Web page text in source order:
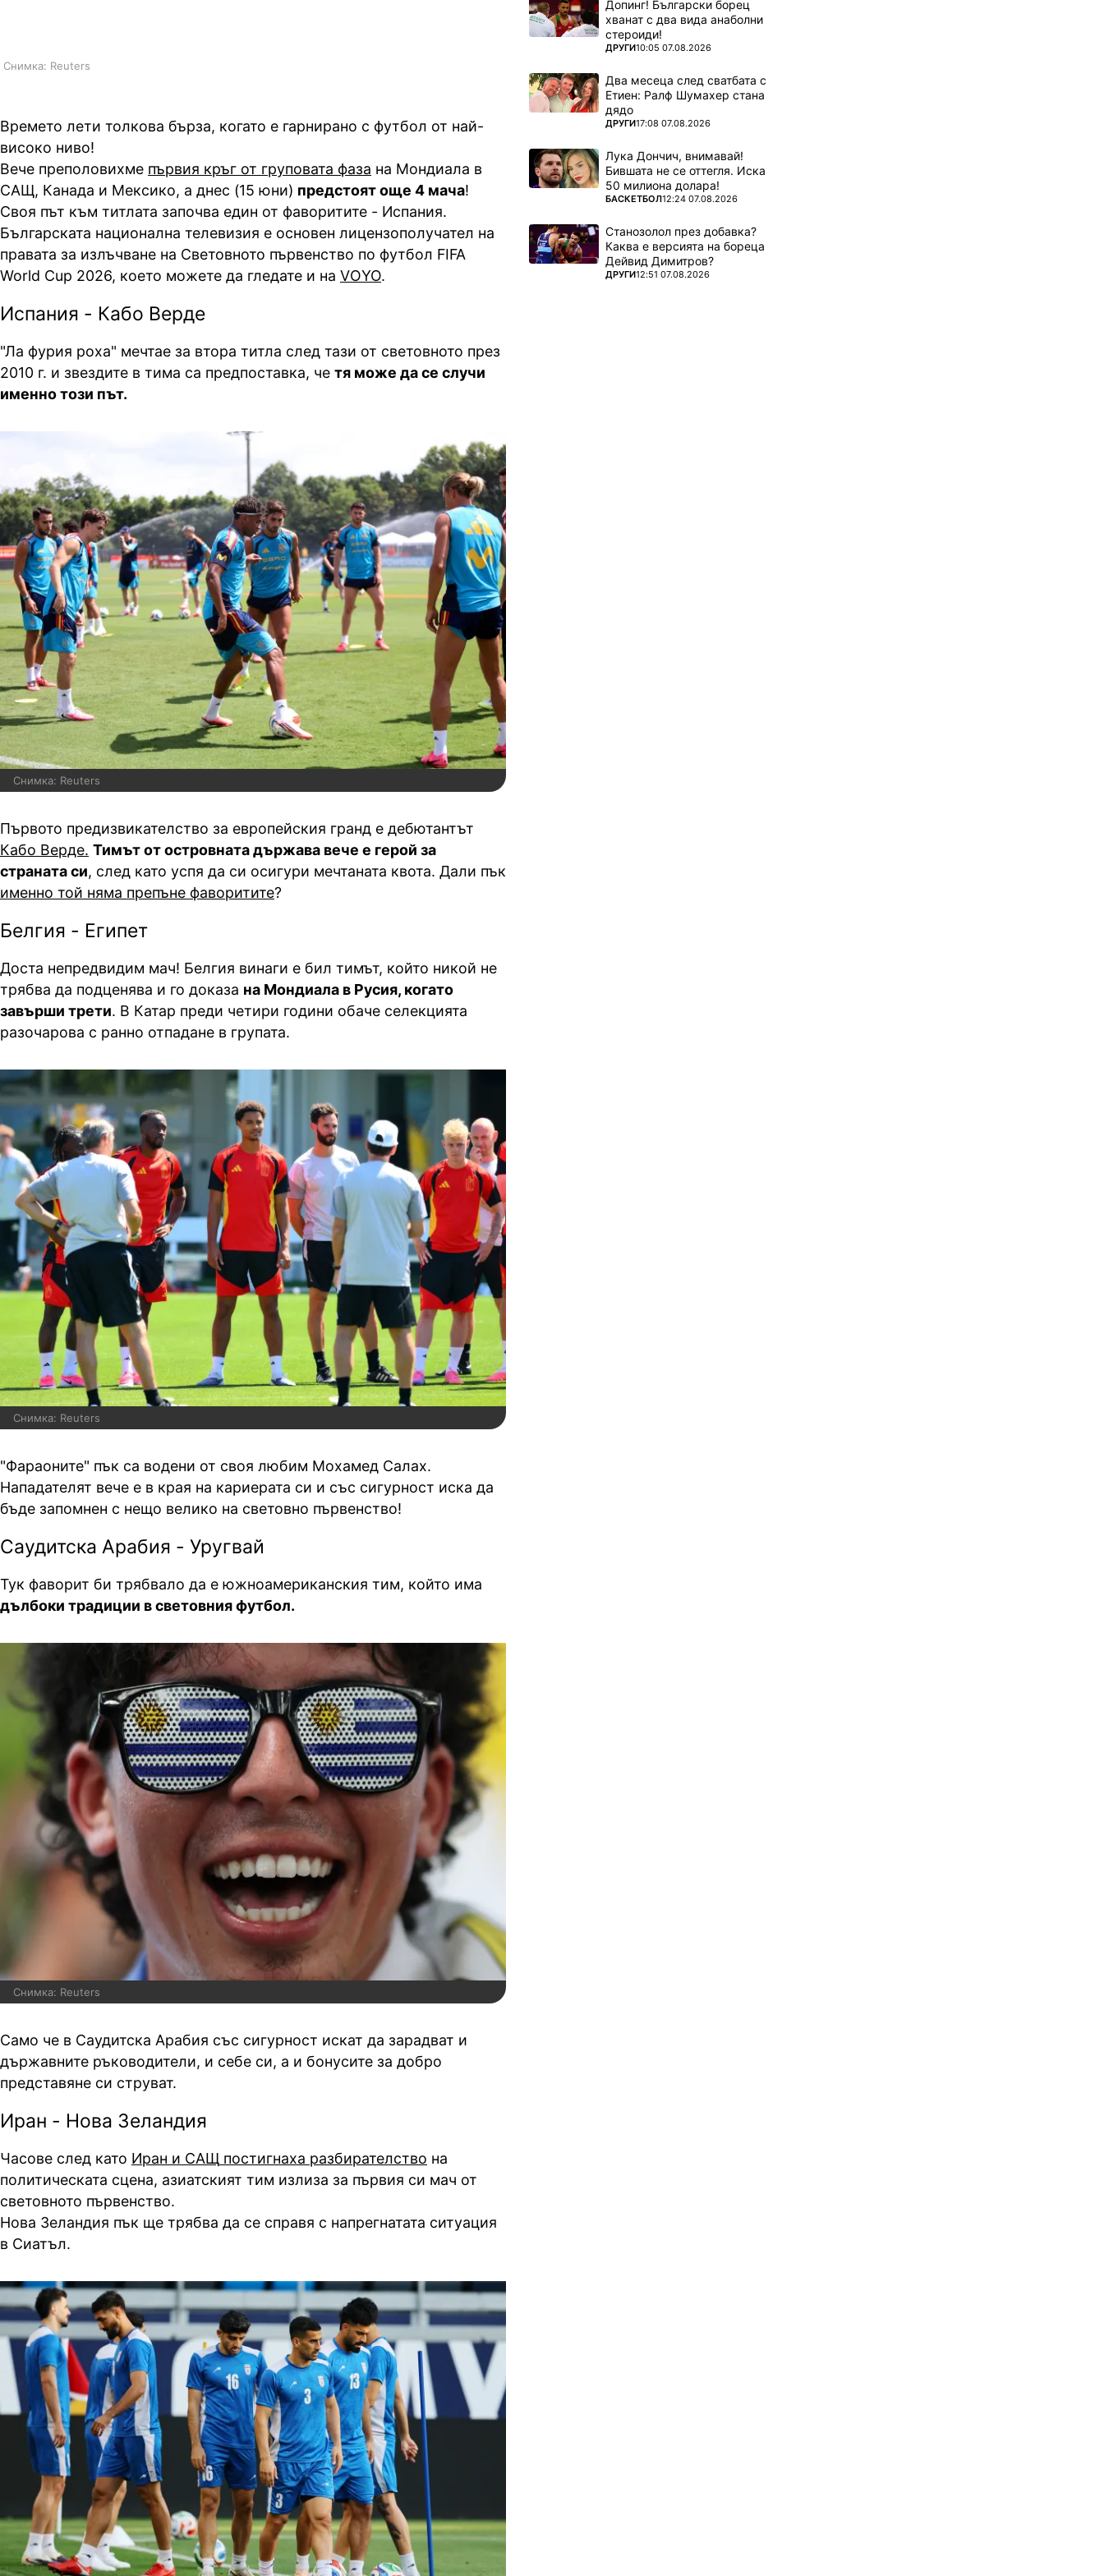
Снимка: Reuters
Времето лети толкова бърза, когато е гарнирано с футбол от най-
високо ниво!
Вече преполовихме първия кръг от груповата фаза на Мондиала в
САЩ, Канада и Мексико, а днес (15 юни) предстоят още 4 мача!
Своя път към титлата започва един от фаворитите - Испания.
Българската национална телевизия е основен лицензополучател на
правата за излъчване на Световното първенство по футбол FIFA
World Cup 2026, което можете да гледате и на VОYO.
Испания - Кабо Верде
"Ла фурия роха" мечтае за втора титла след тази от световното през
2010 г. и звездите в тима са предпоставка, че тя може да се случи
именно този път.
Снимка: Reuters
Първото предизвикателство за европейския гранд е дебютантът
Кабо Верде. Тимът от островната държава вече е герой за
страната си, след като успя да си осигури мечтаната квота. Дали пък
именно той няма препъне фаворитите?
Белгия - Египет
Доста непредвидим мач! Белгия винаги е бил тимът, който никой не
трябва да подценява и го доказа на Мондиала в Русия, когато
завърши трети. В Катар преди четири години обаче селекцията
разочарова с ранно отпадане в групата.
Снимка: Reuters
"Фараоните" пък са водени от своя любим Мохамед Салах.
Нападателят вече е в края на кариерата си и със сигурност иска да
бъде запомнен с нещо велико на световно първенство!
Саудитска Арабия - Уругвай
Тук фаворит би трябвало да е южноамериканския тим, който има
дълбоки традиции в световния футбол.
Снимка: Reuters
Само че в Саудитска Арабия със сигурност искат да зарадват и
държавните ръководители, и себе си, а и бонусите за добро
представяне си струват.
Иран - Нова Зеландия
Часове след като Иран и САЩ постигнаха разбирателство на
политическата сцена, азиатският тим излиза за първия си мач от
световното първенство.
Нова Зеландия пък ще трябва да се справя с напрегнатата ситуация
в Сиатъл.
Допинг! Български борец
хванат с два вида анаболни
стероиди!
ПОВЕЧЕ ОТ
ДРУГИ10:05 07.08.2026
Два месеца след сватбата с
Етиен: Ралф Шумахер стана
дядо
ПОВЕЧЕ ОТ
ДРУГИ17:08 07.08.2026
Лука Дончич, внимавай!
Бившата не се оттегля. Иска
50 милиона долара!
ПОВЕЧЕ ОТ
БАСКЕТБОЛ12:24 07.08.2026
Станозолол през добавка?
Каква е версията на бореца
Дейвид Димитров?
ПОВЕЧЕ ОТ
ДРУГИ12:51 07.08.2026